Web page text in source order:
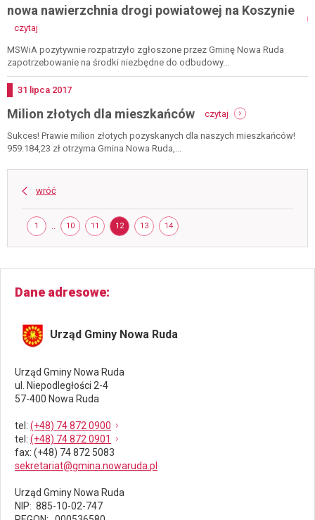
ruda
nowa nawierzchnia drogi powiatowej na Koszynie
czytaj
ponad
1,6
na
dróg
będzie
nowa
powiatowej
MSWiA pozytywnie rozpatrzyło zgłoszone przez Gminę Nowa Ruda
zapotrzebowanie na środki niezbędne do odbudowy...
Dodano
31 lipca 2017
Milion złotych dla mieszkańców czytaj
milion
złotych
Sukces! Prawie milion złotych pozyskanych dla naszych mieszkańców!
959.184,23 zł otrzyma Gmina Nowa Ruda,...
wróć
StronaSTRONA
1 STRONA
10 STRONA
11 STRONA
12 STRONA
13 STRONA
14
Dane adresowe
Urząd Gminy Nowa Ruda
Urząd Gminy Nowa Ruda
ul. Niepodległości 2-4
57-400 Nowa Ruda
tel : (+48) 74 872 0900
tel : (+48) 74 872 0901
fax: (+48) 74 872 5083
sekretariat@gmina.nowaruda.pl
Urząd Gminy Nowa Ruda
NIP: 885-10-02-747